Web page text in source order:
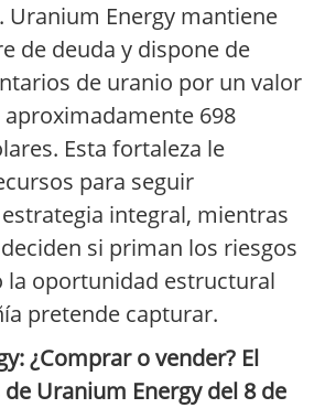
Energy mantiene
de deuda y dispone de
de uranio por un valor
698
Esta fortaleza le
para seguir
integral, mientras
si priman los riesgos
la oportunidad estructural
pretende capturar.
¿Comprar o vender? El
Uranium Energy del 8 de